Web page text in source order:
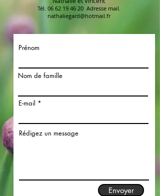
Tél. 06 62 19 46 20Adresse mail.
nathaliegard@hotmail.fr
Prénom
Nom de famille
E-mail
Rédigez un message
Envoyer